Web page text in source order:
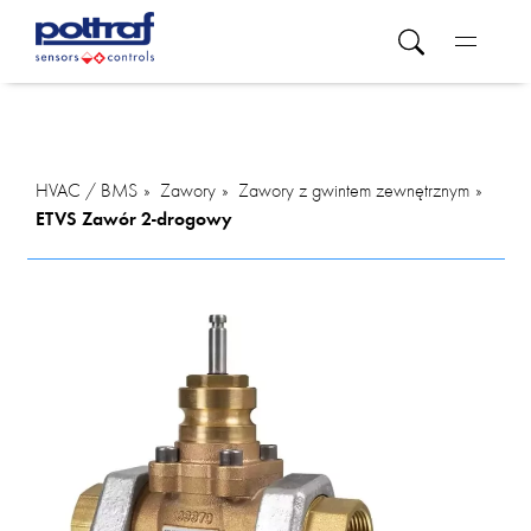
HVAC / BMS Zawory
Zawory z gwintem zewnętrznym
ETVS Zawór 2-drogowy